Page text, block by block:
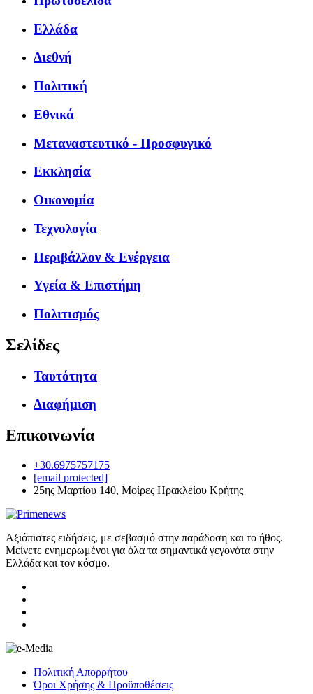
Ελλάδα
Διεθνή
Πολιτική
Εθνικά
Μεταναστευτικό - Προσφυγικό
Εκκλησία
Οικονομία
Τεχνολογία
Περιβάλλον & Ενέργεια
Υγεία & Επιστήμη
Πολιτισμός
Σελίδες
Ταυτότητα
Διαφήμιση
Επικοινωνία
+30.6975757175
[email protected]
25ης Μαρτίου 140, Μοίρες Ηρακλείου Κρήτης
Αξιόπιστες ειδήσεις, με σεβασμό στην παράδοση και το ήθος.
Μείνετε ενημερωμένοι για όλα τα σημαντικά γεγονότα στην
Ελλάδα και τον κόσμο.
Πολιτική Απορρήτου
Όροι Χρήσης & Προϋποθέσεις